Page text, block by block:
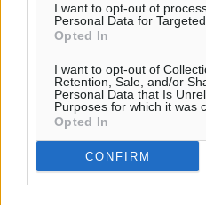
I want to opt-out of
Personal Data for
Opted In
I want to opt-out of
Retention, Sale, and/or
Personal Data that Is
Purposes for which it was
Opted In
CONFIRM